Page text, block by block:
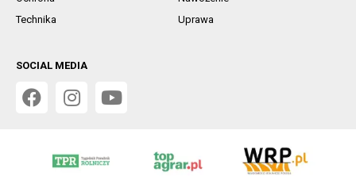
Technika
Uprawa
SOCIAL MEDIA